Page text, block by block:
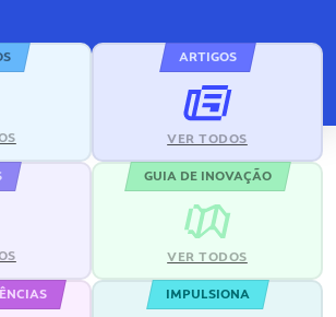
ARTIGOS
VER TODOS
GUIA DE INOVAÇÃO
VER TODOS
IMPULSIONA